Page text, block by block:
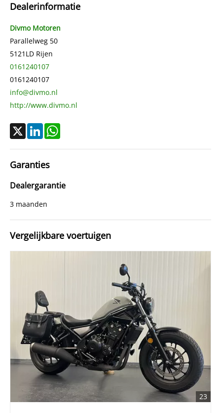
Dealerinformatie
Divmo Motoren
Parallelweg 50
5121LD Rijen
0161240107
0161240107
info@divmo.nl
http://www.divmo.nl
LinkedIn
Garanties
Dealergarantie
3 maanden
Vergelijkbare voertuigen
23